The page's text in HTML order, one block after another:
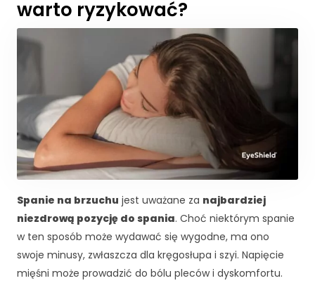
warto ryzykować?
Spanie na brzuchu jest uważane za najbardziej
niezdrową pozycję do spania. Choć niektórym spanie
w ten sposób może wydawać się wygodne, ma ono
swoje minusy, zwłaszcza dla kręgosłupa i szyi. Napięcie
mięśni może prowadzić do bólu pleców i dyskomfortu.
j
n
e
ą
o
n
p
o
tr
e
b